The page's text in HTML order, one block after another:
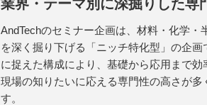
業界・テーマ別に深掘りした専
AndTechのセミナー企画は、材料・化学
を深く掘り下げる「ニッチ特化型」の企
に捉えた構成により、基礎から応用まで効
現場の知りたいに応える専門性の高さが
す。